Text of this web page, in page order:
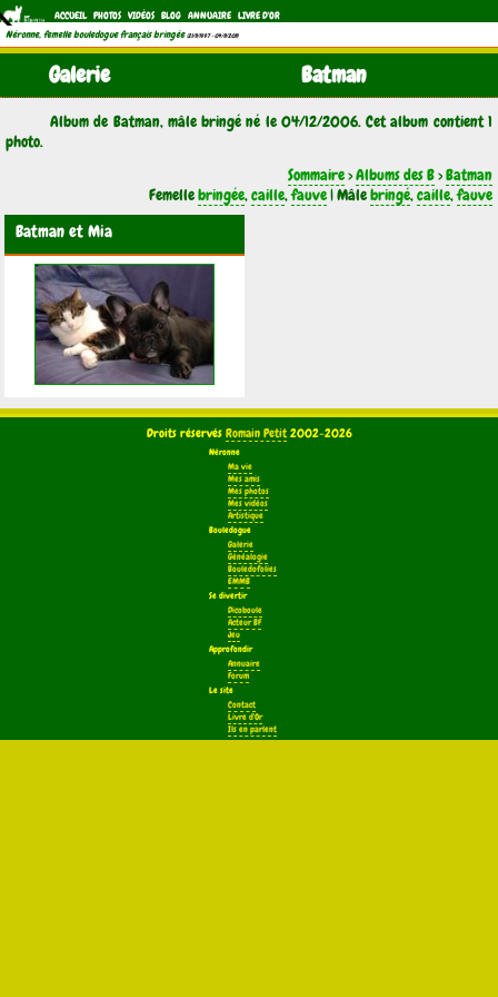
ACCUEIL PHOTOS VIDÉOS BLOG ANNUAIRE LIVRE D'OR
Néronne, femelle bouledogue français bringée (21/11/1997 - 04/11/2011)
Galerie Batman
Album de Batman, mâle bringé né le 04/12/2006. Cet album contient 1
photo.
Sommaire>Albums des B>Batman
Femellebringée,caille,fauve| Mâlebringé,caille,fauve
Batman et Mia
Droits réservés Romain Petit2002-2026
Néronne
Ma vie
Mes amis
Mes photos
Mes vidéos
Artistique
Bouledogue
Galerie
Généalogie
Bouledofolies
EMMB
Se divertir
Dicoboule
Acteur BF
Jeu
Approfondir
Annuaire
Forum
Le site
Contact
Livre d'Or
Ils en parlent